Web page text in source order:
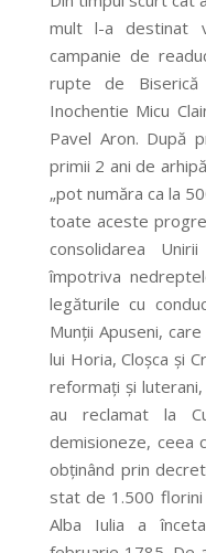
mult l-a destinat
campanie de
rupte de Biserică
Inochentie Micu
Pavel Aron. După
primii 2 ani de
„pot număra ca la
toate aceste
consolidarea
împotriva
legăturile cu
Munţii Apuseni,
lui Horia, Cloşca şi
reformaţi şi
au reclamat la
demisioneze, ceea
obţinând prin
stat de 1.500 florini
Alba Iulia a